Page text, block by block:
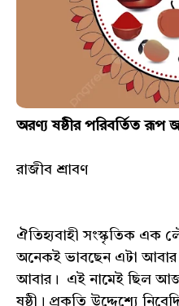
অরণ্য ষষ্ঠীর পরিবর্তিত রূপ
রাজীব শ্রাবণ
ঐতিহ্যবাহী সংস্কৃতিক এক
অনেকই ভাবছেন এটা আবার
আবার। এই নামেই ছিল
ষষ্ঠী। প্রকৃতি উদ্দেশ্যে